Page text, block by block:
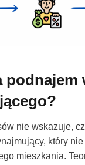
podnajem
nie wskazuje,
który
mieszkania.